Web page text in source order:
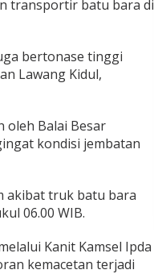
transportir batu bara di
bertonase tinggi
Lawang Kidul,
oleh Balai Besar
kondisi jembatan
akibat truk batu bara
06.00 WIB.
Kanit Kamsel Ipda
kemacetan terjadi